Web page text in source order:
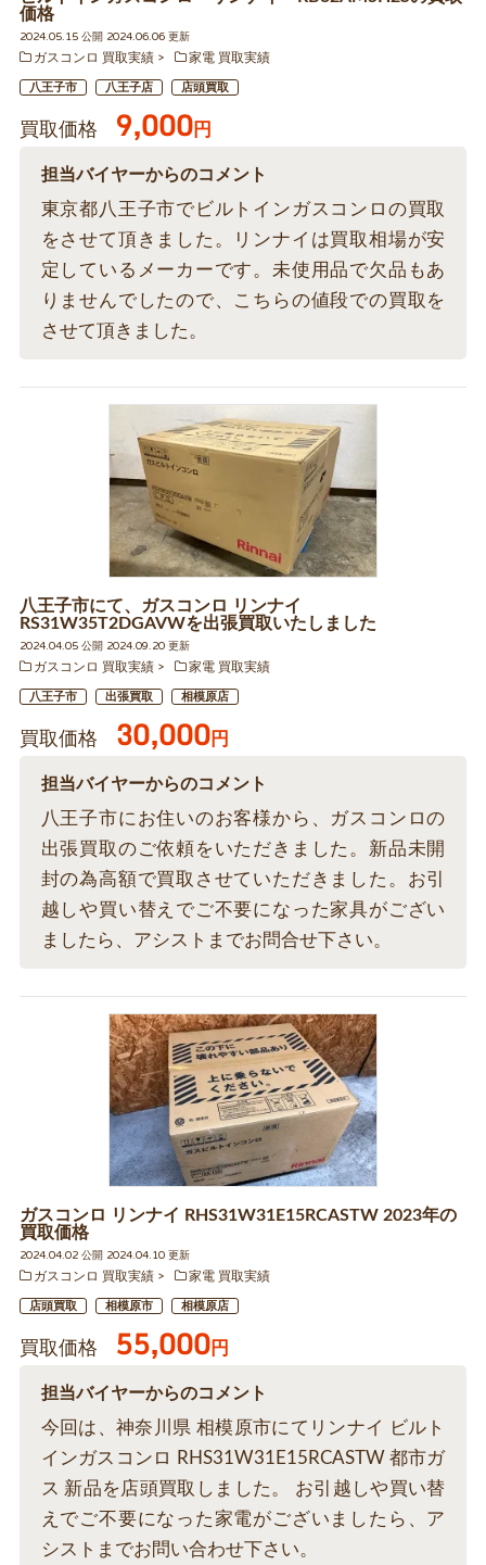
価格
2024.05.15 公開 2024.06.06 更新
ガスコンロ 買取実績
家電 買取実績
八王子市 八王子店 店頭買取
買取価格 9,000円
担当バイヤーからのコメント
東京都八王子市でビルトインガスコンロの買取
をさせて頂きました。リンナイは買取相場が安
定しているメーカーです。未使用品で欠品もあ
りませんでしたので、こちらの値段での買取を
させて頂きました。
八王子市にて、ガスコンロ リンナイ
RS31W35T2DGAVWを出張買取いたしました
2024.04.05 公開 2024.09.20 更新
ガスコンロ 買取実績
家電 買取実績
八王子市 出張買取 相模原店
買取価格 30,000円
担当バイヤーからのコメント
八王子市にお住いのお客様から、ガスコンロの
出張買取のご依頼をいただきました。新品未開
封の為高額で買取させていただきました。お引
越しや買い替えでご不要になった家具がござい
ましたら、アシストまでお問合せ下さい。
ガスコンロ リンナイ RHS31W31E15RCASTW 2023年の
買取価格
2024.04.02 公開 2024.04.10 更新
ガスコンロ 買取実績
家電 買取実績
店頭買取 相模原市 相模原店
買取価格 55,000円
担当バイヤーからのコメント
今回は、神奈川県 相模原市にてリンナイ ビルト
インガスコンロ RHS31W31E15RCASTW 都市ガ
ス 新品を店頭買取しました。 お引越しや買い替
えでご不要になった家電がございましたら、ア
シストまでお問い合わせ下さい。